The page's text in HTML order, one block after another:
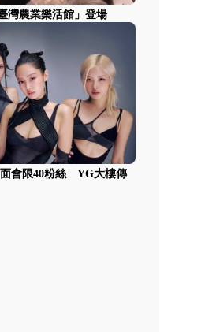
灣農業樂活館」登場
面會限40粉絲 YG大樓傳